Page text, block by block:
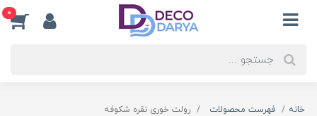
0
خانه فهرست محصولات رولت خوری نقره شکوفه